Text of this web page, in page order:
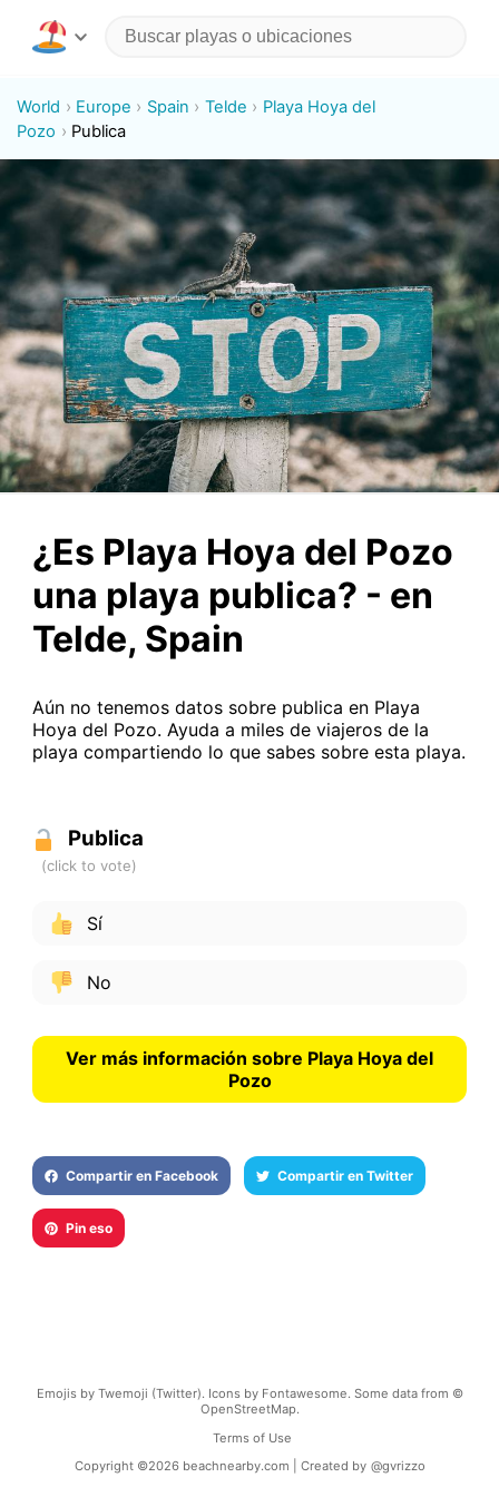
World Europe Spain Telde
Playa Hoya del
Pozo
Publica
¿Es Playa Hoya del Pozo
una playa publica? - en
Telde, Spain
Aún no tenemos datos sobre publica en Playa
Hoya del Pozo. Ayuda a miles de viajeros de la
playa compartiendo lo que sabes sobre esta playa.
Publica
Sí
No
Ver más información sobre Playa Hoya del
Pozo
Compartir en Facebook Compartir en Twitter
Pin eso
Emojis by Twemoji (Twitter). Icons by Fontawesome. Some data from ©
OpenStreetMap.
Terms of Use
Copyright ©2026 beachnearby.com | Created by @gvrizzo